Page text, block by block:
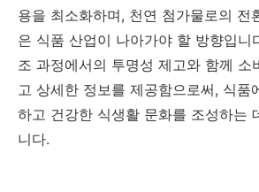
용을 최소화하며, 천연 첨가물로의 전
은 식품 산업이 나아가야 할 방향입니
조 과정에서의 투명성 제고와 함께 소
고 상세한 정보를 제공함으로써, 식품
하고 건강한 식생활 문화를 조성하는
니다.